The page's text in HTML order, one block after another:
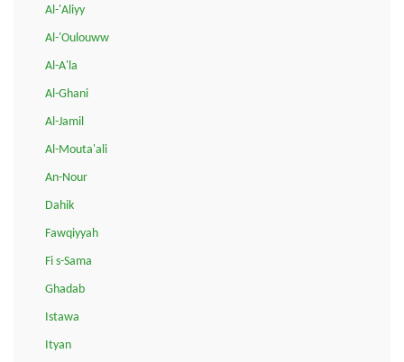
Al-'Aliyy
Al-'Oulouww
Al-A'la
Al-Ghani
Al-Jamil
Al-Mouta'ali
An-Nour
Dahik
Fawqiyyah
Fi s-Sama
Ghadab
Istawa
Ityan